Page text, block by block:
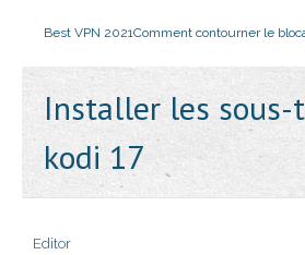
Best VPN 2021Comment contourner le
Installer les
kodi 17
Editor